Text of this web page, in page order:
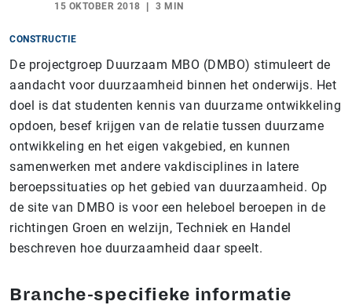
15 OKTOBER 2018 3 MIN
CONSTRUCTIE
De projectgroep Duurzaam MBO (DMBO) stimuleert de
aandacht voor duurzaamheid binnen het onderwijs. Het
doel is dat studenten kennis van duurzame ontwikkeling
opdoen, besef krijgen van de relatie tussen duurzame
ontwikkeling en het eigen vakgebied, en kunnen
samenwerken met andere vakdisciplines in latere
beroepssituaties op het gebied van duurzaamheid. Op
de site van DMBO is voor een heleboel beroepen in de
richtingen Groen en welzijn, Techniek en Handel
beschreven hoe duurzaamheid daar speelt.
Branche-specifieke informatie